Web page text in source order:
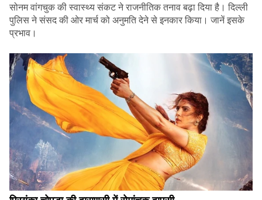
सोनम वांगचुक की स्वास्थ्य संकट ने राजनीतिक तनाव बढ़ा दिया है। दिल्ली
पुलिस ने संसद की ओर मार्च को अनुमति देने से इनकार किया। जानें इसके
प्रभाव।